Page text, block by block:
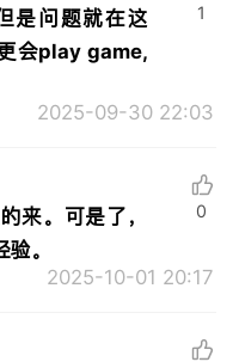
是问题就在这
会play game,
2025-09-30 22:03
1
来。可是了，
。
2025-10-01 20:17
0